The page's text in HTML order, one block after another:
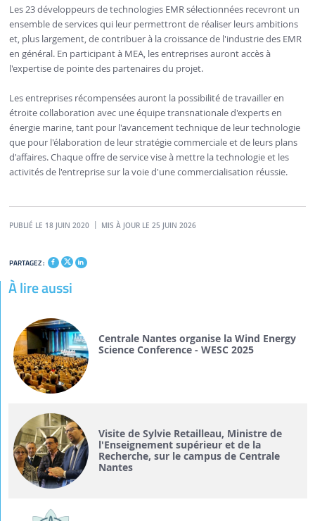
Les 23 développeurs de technologies EMR sélectionnées recevront un
ensemble de services qui leur permettront de réaliser leurs ambitions
et, plus largement, de contribuer à la croissance de l'industrie des EMR
en général. En participant à MEA, les entreprises auront accès à
l'expertise de pointe des partenaires du projet.
Les entreprises récompensées auront la possibilité de travailler en
étroite collaboration avec une équipe transnationale d'experts en
énergie marine, tant pour l'avancement technique de leur technologie
que pour l'élaboration de leur stratégie commerciale et de leurs plans
d'affaires. Chaque offre de service vise à mettre la technologie et les
activités de l'entreprise sur la voie d'une commercialisation réussie.
PUBLIÉ LE 18 JUIN 2020 MIS À JOUR LE 25 JUIN 2026
PARTAGEZ :
À lire aussi
Centrale Nantes organise la Wind Energy
Science Conference - WESC 2025
Visite de Sylvie Retailleau, Ministre de
l'Enseignement supérieur et de la
Recherche, sur le campus de Centrale
Nantes